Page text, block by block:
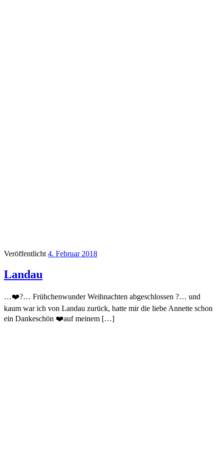
Veröffentlicht4. Februar 2018
Landau
…❤️?… Frühchenwunder Weihnachten abgeschlossen ?… und
kaum war ich von Landau zurück, hatte mir die liebe Annette schon
ein Dankeschön ❤️auf meinem […]